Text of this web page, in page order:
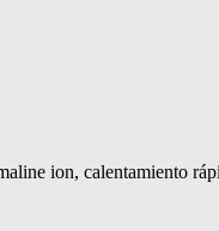
ion, calentamiento